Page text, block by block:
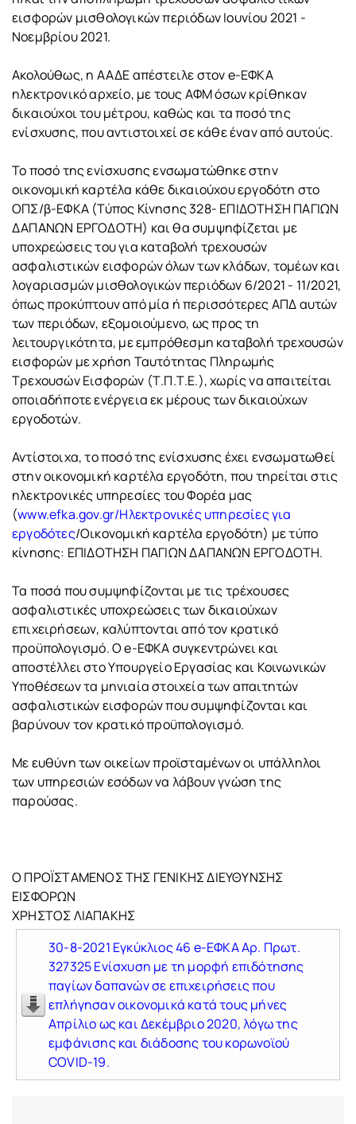
εισφορών μισθολογικών περιόδων Ιουνίου 2021 -
Νοεμβρίου 2021.
Ακολούθως, η ΑΑΔΕ απέστειλε στον e-ΕΦΚΑ
ηλεκτρονικό αρχείο, με τους ΑΦΜ όσων κρίθηκαν
δικαιούχοι του μέτρου, καθώς και τα ποσό της
ενίσχυσης, που αντιστοιχεί σε κάθε έναν από αυτούς.
Το ποσό της ενίσχυσης ενσωματώθηκε στην
οικονομική καρτέλα κάθε δικαιούχου εργοδότη στο
ΟΠΣ/β-ΕΦΚΑ (Τύπος Κίνησης 328- ΕΠΙΔΟΤΗΣΗ ΠΑΓΙΩΝ
ΔΑΠΑΝΩΝ ΕΡΓΟΔΟΤΗ) και θα συμψηφίζεται με
υποχρεώσεις του για καταβολή τρεχουσών
ασφαλιστικών εισφορών όλων των κλάδων, τομέων και
λογαριασμών μισθολογικών περιόδων 6/2021 - 11/2021,
όπως προκύπτουν από μία ή περισσότερες ΑΠΔ αυτών
των περιόδων, εξομοιούμενο, ως προς τη
λειτουργικότητα, με εμπρόθεσμη καταβολή τρεχουσών
εισφορών με χρήση Ταυτότητας Πληρωμής
Τρεχουσών Εισφορών (Τ.Π.Τ.Ε.), χωρίς να απαιτείται
οποιαδήποτε ενέργεια εκ μέρους των δικαιούχων
εργοδοτών.
Αντίστοιχα, το ποσό της ενίσχυσης έχει ενσωματωθεί
στην οικονομική καρτέλα εργοδότη, που τηρείται στις
ηλεκτρονικές υπηρεσίες του Φορέα μας
(www.efka.gov.gr/Ηλεκτρονικές υπηρεσίες για
εργοδότες/Οικονομική καρτέλα εργοδότη) με τύπο
κίνησης: ΕΠΙΔΟΤΗΣΗ ΠΑΓΙΩΝ ΔΑΠΑΝΩΝ ΕΡΓΟΔΟΤΗ.
Τα ποσά που συμψηφίζονται με τις τρέχουσες
ασφαλιστικές υποχρεώσεις των δικαιούχων
επιχειρήσεων, καλύπτονται από τον κρατικό
προϋπολογισμό. Ο e-ΕΦΚΑ συγκεντρώνει και
αποστέλλει στο Υπουργείο Εργασίας και Κοινωνικών
Υποθέσεων τα μηνιαία στοιχεία των απαιτητών
ασφαλιστικών εισφορών που συμψηφίζονται και
βαρύνουν τον κρατικό προϋπολογισμό.
Με ευθύνη των οικείων προϊσταμένων οι υπάλληλοι
των υπηρεσιών εσόδων να λάβουν γνώση της
παρούσας.
Ο ΠΡΟΪΣΤΑΜΕΝΟΣ ΤΗΣ ΓΕΝΙΚΗΣ ΔΙΕΥΘΥΝΣΗΣ
ΕΙΣΦΟΡΩΝ
ΧΡΗΣΤΟΣ ΛΙΑΠΑΚΗΣ
30-8-2021 Εγκύκλιος 46 e-ΕΦΚΑ Αρ. Πρωτ.
327325 Ενίσχυση με τη μορφή επιδότησης
παγίων δαπανών σε επιχειρήσεις που
επλήγησαν οικονομικά κατά τους μήνες
Απρίλιο ως και Δεκέμβριο 2020, λόγω της
εμφάνισης και διάδοσης του κορωνοϊού
COVID-19.